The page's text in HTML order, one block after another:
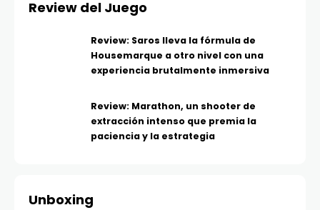
Review del Juego
Review: Saros lleva la fórmula de
Housemarque a otro nivel con una
experiencia brutalmente inmersiva
Review: Marathon, un shooter de
extracción intenso que premia la
paciencia y la estrategia
Unboxing